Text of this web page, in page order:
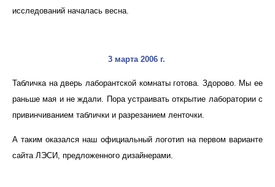
исследований началась весна.
3 марта 2006 г.
Табличка на дверь лаборантской комнаты готова. Здорово. Мы ее
раньше мая и не ждали. Пора устраивать открытие лаборатории с
привинчиванием таблички и разрезанием ленточки.
А таким оказался наш официальный логотип на первом варианте
сайта ЛЭСИ, предложенного дизайнерами.